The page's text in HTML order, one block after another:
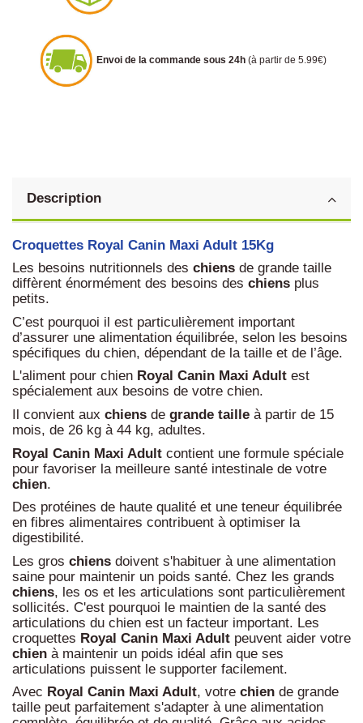
Envoi de la commande sous 24h (à partir de 5.99€)
Description
Croquettes Royal Canin Maxi Adult 15Kg
Les besoins nutritionnels des chiens de grande taille
diffèrent énormément des besoins des chiens plus
petits.
C’est pourquoi il est particulièrement important
d’assurer une alimentation équilibrée, selon les besoins
spécifiques du chien, dépendant de la taille et de l’âge.
L'aliment pour chien Royal Canin Maxi Adult est
spécialement aux besoins de votre chien.
Il convient aux chiens de grande taille à partir de 15
mois, de 26 kg à 44 kg, adultes.
Royal Canin Maxi Adult contient une formule spéciale
pour favoriser la meilleure santé intestinale de votre
chien.
Des protéines de haute qualité et une teneur équilibrée
en fibres alimentaires contribuent à optimiser la
digestibilité.
Les gros chiens doivent s'habituer à une alimentation
saine pour maintenir un poids santé. Chez les grands
chiens, les os et les articulations sont particulièrement
sollicités. C'est pourquoi le maintien de la santé des
articulations du chien est un facteur important. Les
croquettes Royal Canin Maxi Adult peuvent aider votre
chien à maintenir un poids idéal afin que ses
articulations puissent le supporter facilement.
Avec Royal Canin Maxi Adult, votre chien de grande
taille peut parfaitement s'adapter à une alimentation